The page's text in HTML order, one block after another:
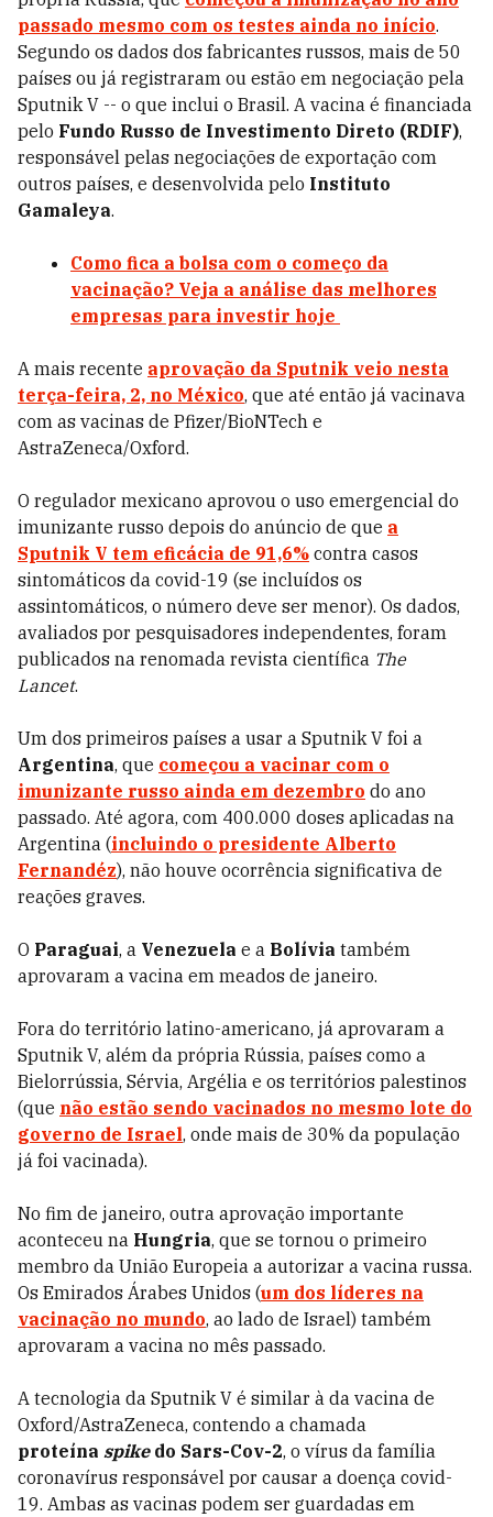
passado mesmo com os testes ainda no início.
Segundo os dados dos fabricantes russos, mais de 50
países ou já registraram ou estão em negociação pela
Sputnik V -- o que inclui o Brasil. A vacina é financiada
pelo Fundo Russo de Investimento Direto (RDIF),
responsável pelas negociações de exportação com
outros países, e desenvolvida pelo Instituto
Gamaleya.
Como fica a bolsa com o começo da
vacinação? Veja a análise das melhores
empresas para investir hoje
A mais recente aprovação da Sputnik veio nesta
terça-feira, 2, no México, que até então já vacinava
com as vacinas de Pfizer/BioNTech e
AstraZeneca/Oxford.
O regulador mexicano aprovou o uso emergencial do
imunizante russo depois do anúncio de que a
Sputnik V tem eficácia de 91,6% contra casos
sintomáticos da covid-19 (se incluídos os
assintomáticos, o número deve ser menor). Os dados,
avaliados por pesquisadores independentes, foram
publicados na renomada revista científica The
Lancet.
Um dos primeiros países a usar a Sputnik V foi a
Argentina, que começou a vacinar com o
imunizante russo ainda em dezembro do ano
passado. Até agora, com 400.000 doses aplicadas na
Argentina (incluindo o presidente Alberto
Fernandéz), não houve ocorrência significativa de
reações graves.
O Paraguai, a Venezuela e a Bolívia também
aprovaram a vacina em meados de janeiro.
Fora do território latino-americano, já aprovaram a
Sputnik V, além da própria Rússia, países como a
Bielorrússia, Sérvia, Argélia e os territórios palestinos
(que não estão sendo vacinados no mesmo lote do
governo de Israel, onde mais de 30% da população
já foi vacinada).
No fim de janeiro, outra aprovação importante
aconteceu na Hungria, que se tornou o primeiro
membro da União Europeia a autorizar a vacina russa.
Os Emirados Árabes Unidos (um dos líderes na
vacinação no mundo, ao lado de Israel) também
aprovaram a vacina no mês passado.
A tecnologia da Sputnik V é similar à da vacina de
Oxford/AstraZeneca, contendo a chamada
proteína spike do Sars-Cov-2, o vírus da família
coronavírus responsável por causar a doença covid-
19. Ambas as vacinas podem ser guardadas em